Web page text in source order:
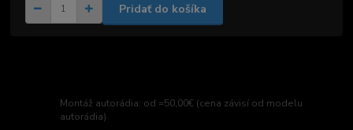
Pridať do košíka
Montáž autorádia: od =50,00€ (cena závisí od modelu
autorádia)